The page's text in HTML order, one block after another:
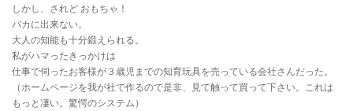
しかし、されど おもちゃ！
バカに出来ない。
大人の知能も十分鍛えられる。
私がハマったきっかけは
仕事で伺ったお客様が３歳児までの知育玩具を売っている会社さんだった。
（ホームページを我が社で作るので是非、見て触って買って下さい。これは
もっと凄い。驚愕のシステム）